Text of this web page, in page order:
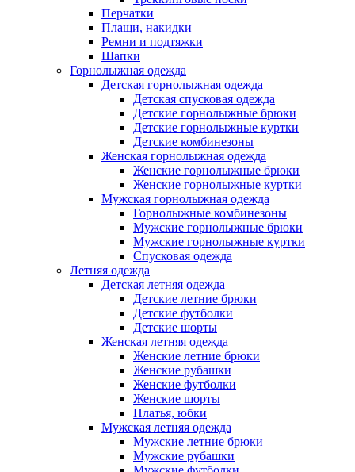
Перчатки
Плащи, накидки
Ремни и подтяжки
Шапки
Горнолыжная одежда
Детская горнолыжная одежда
Детская спусковая одежда
Детские горнолыжные брюки
Детские горнолыжные куртки
Детские комбинезоны
Женская горнолыжная одежда
Женские горнолыжные брюки
Женские горнолыжные куртки
Мужская горнолыжная одежда
Горнолыжные комбинезоны
Мужские горнолыжные брюки
Мужские горнолыжные куртки
Спусковая одежда
Летняя одежда
Детская летняя одежда
Детские летние брюки
Детские футболки
Детские шорты
Женская летняя одежда
Женские летние брюки
Женские рубашки
Женские футболки
Женские шорты
Платья, юбки
Мужская летняя одежда
Мужские летние брюки
Мужские рубашки